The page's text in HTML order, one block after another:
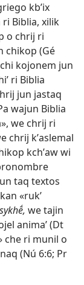
kbʼix
ri Biblia, xilik
o chrij ri
chikop (Gé
chi kojonem jun
ri Biblia
jun jastaq
wajun Biblia
we chrij ri
chrij kʼaslemal
kchʼaw wi
taq textos
«rukʼ
we tajin
animaʼ (Dt
che ri munil o
(Nú 6:6; Pr